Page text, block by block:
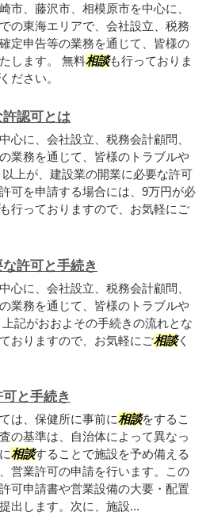
市、藤沢市、相模原市を中心に、
の東海エリアで、会社設立、税務
定申告等の業務を通じて、皆様の
します。 無料相談も行っておりま
ください。
認可とは
心に、会社設立、税務会計顧問、
業務を通じて、皆様のトラブルや
上が、建設業の開業に必要な許可
可を申請する場合には、9万円が必
も行っておりますので、お気軽にご
許可と手続き
心に、会社設立、税務会計顧問、
業務を通じて、皆様のトラブルや
記がおおよその手続きの流れとな
おりますので、お気軽にご相談く
と手続き
は、保健所に事前に相談をするこ
の基準は、自治体によって異なっ
相談することで施設を予め備える
営業許可の申請を行います。この
可申請書や営業設備の大要・配置
出します。次に、施設...